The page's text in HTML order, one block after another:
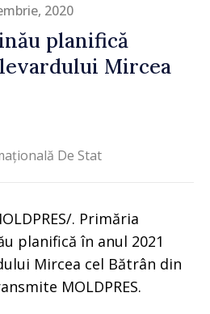
2020
planifică
Mircea
De Stat
. Primăria
planifică în anul 2021
Mircea cel Bătrân din
MOLDPRES.